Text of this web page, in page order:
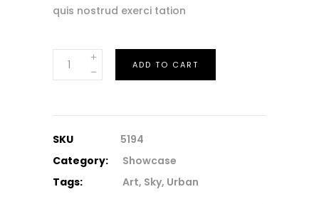
quis nostrud exerci tation
Virtual
Product
ADD TO CART
SKU
5194
Category:
Showcase
Tags:
Art, Sky, Urban